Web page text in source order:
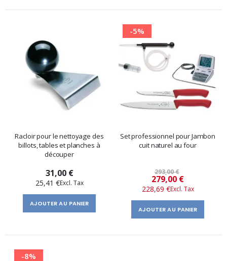
Racloir pour le nettoyage des
billots, tables et planches à
découper
31,00 €
25,41 €
AJOUTER AU PANIER
-5%
Set professionnel pour Jambon
cuit naturel au four
293,00 €
Prix
spécial
279,00 €
228,69 €
AJOUTER AU PANIER
-8%